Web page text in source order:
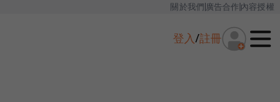
關於我們廣告合作內容授權
登入/註冊